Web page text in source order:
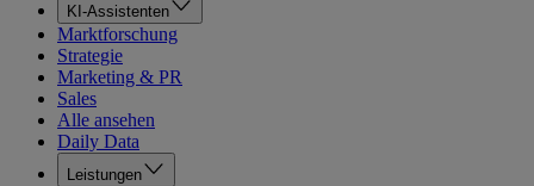
KI-Assistenten
Marktforschung
Strategie
Marketing & PR
Sales
Alle ansehen
Daily Data
Leistungen